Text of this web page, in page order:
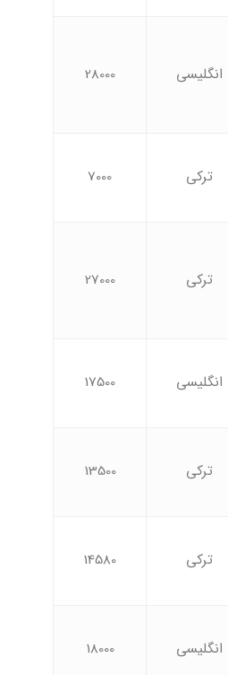
انگلیسی 28000
ترکی 7000
ترکی 27000
انگلیسی 17500
ترکی 13500
ترکی 14580
انگلیسی 18000